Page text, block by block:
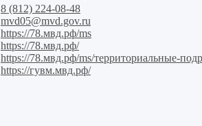
8 (812) 224-08-48
mvd05@mvd.gov.ru
https://78.мвд.рф/ms
https://78.мвд.рф/
https://78.мвд.рф/ms/территориальные-
https://гувм.мвд.рф/